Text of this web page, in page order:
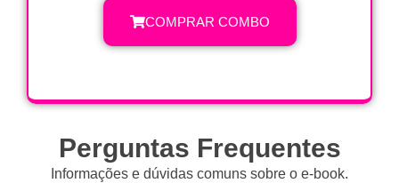
COMPRAR COMBO
Perguntas Frequentes
Informações e dúvidas comuns sobre o e-book.